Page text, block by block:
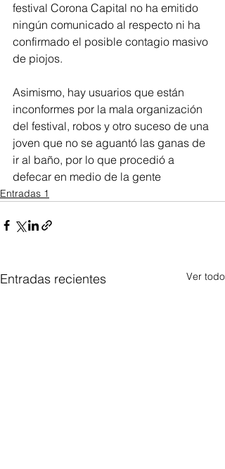
festival Corona Capital no ha emitido
ningún comunicado al respecto ni ha
confirmado el posible contagio masivo
de piojos.
Asimismo, hay usuarios que están
inconformes por la mala organización
del festival, robos y otro suceso de una
joven que no se aguantó las ganas de
ir al baño, por lo que procedió a
defecar en medio de la gente
Entradas 1
Entradas recientes Ver todo